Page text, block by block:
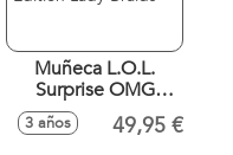
Muñeca L.O.L.
Surprise OMG
Fashion Show Hair
Edition Lady Braids
3 años 49,95 €